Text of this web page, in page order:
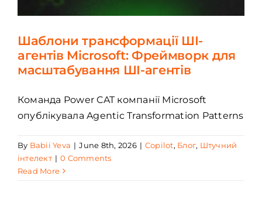
Шаблони трансформації ШІ-
агентів Microsoft: Фреймворк для
масштабування ШІ-агентів
Команда Power CAT компанії Microsoft
опублікувала Agentic Transformation Patterns
By Babii Yeva | June 8th, 2026 | Copilot, Блог, Штучний
інтелект | 0 Comments
Read More